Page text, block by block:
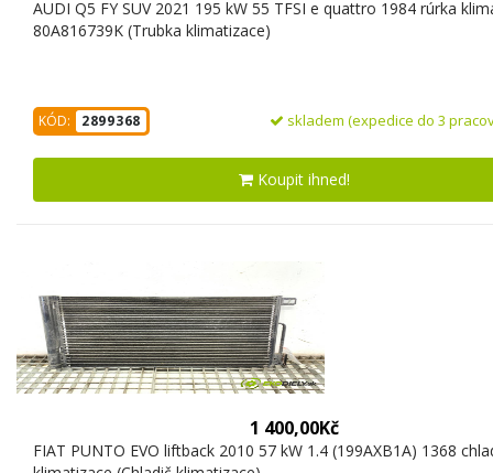
AUDI Q5 FY SUV 2021 195 kW 55 TFSI e quattro 1984 rúrka
80A816739K (Trubka klimatizace)
KÓD: 2899368 skladem (expedice do 3
Koupit ihned!
1 400,00Kč
FIAT PUNTO EVO liftback 2010 57 kW 1.4 (199AXB1A) 1368